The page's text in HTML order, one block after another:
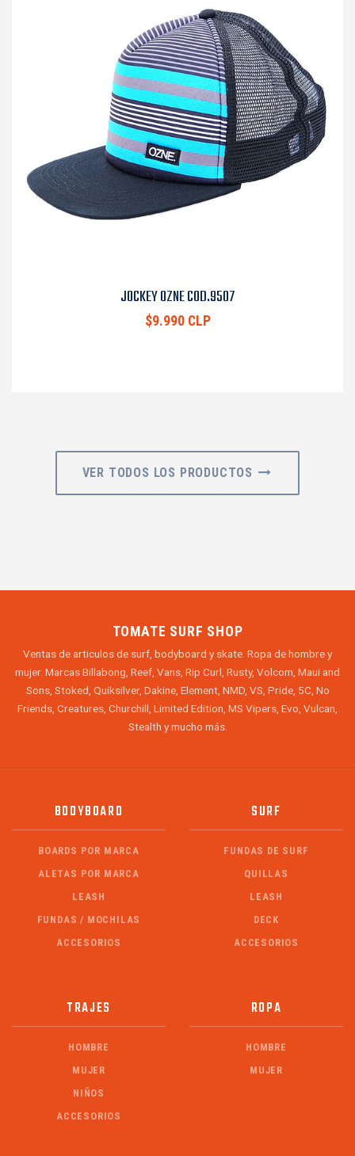
JOCKEY OZNE COD.9507
$9.990 CLP
VER TODOS LOS PRODUCTOS
TOMATE SURF SHOP
Ventas de articulos de surf, bodyboard y skate. Ropa de hombre y
mujer. Marcas Billabong, Reef, Vans, Rip Curl, Rusty, Volcom, Maui and
Sons, Stoked, Quiksilver, Dakine, Element, NMD, VS, Pride, 5C, No
Friends, Creatures, Churchill, Limited Edition, MS Vipers, Evo, Vulcan,
Stealth y mucho más.
BODYBOARD
BOARDS POR MARCA
ALETAS POR MARCA
LEASH
FUNDAS / MOCHILAS
ACCESORIOS
SURF
FUNDAS DE SURF
QUILLAS
LEASH
DECK
ACCESORIOS
TRAJES
HOMBRE
MUJER
NIÑOS
ACCESORIOS
ROPA
HOMBRE
MUJER